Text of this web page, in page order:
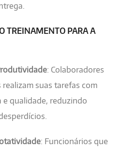
TREINAMENTO PARA A
: Colaboradores
suas tarefas com
e qualidade, reduzindo
: Funcionários que